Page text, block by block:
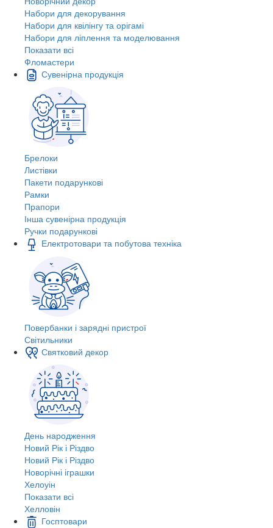
Набори для декорування
Набори для квілінгу та орігамі
Набори для ліплення та моделювання
Показати всі
Фломастери
Сувенірна продукція
Брелоки
Листівки
Пакети подарункові
Рамки
Прапори
Інша сувенірна продукція
Ручки подарункові
Електротовари та побутова техніка
Повербанки і зарядні пристрої
Світильники
Святковий декор
День народження
Новий Рік і Різдво
Новий Рік і Різдво
Новорічні іграшки
Хелоуін
Показати всі
Хелловін
Госптовари